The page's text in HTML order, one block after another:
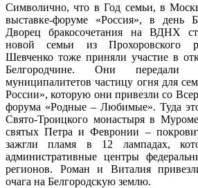
Символично, что в Год семьи, в
выставке-форуме «Россия», в день
Дворец бракосочетания на ВДНХ
новой семьи из Прохоровского
Шевченко тоже приняли участие в
Белгородчине. Они
муниципалитетов частицу огня для
России», которую они привезли со
форума «Родные – Любимые». Туда
Свято-Троицкого монастыря в
святых Петра и Февронии –
зажгли пламя в 12 лампадах,
административные центры
регионов. Роман и Виталия
очага на Белгородскую землю.